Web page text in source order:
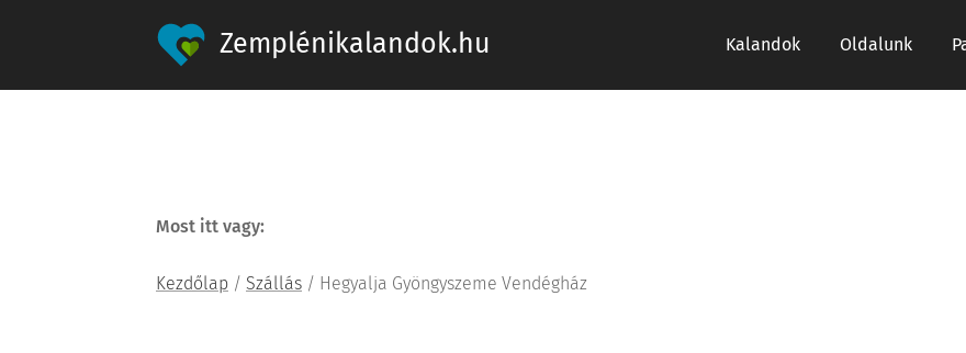
Zemplénikalandok.hu Kalandok Oldalunk
Most itt vagy:
Kezdőlap / Szállás / Hegyalja Gyöngyszeme Vendégház